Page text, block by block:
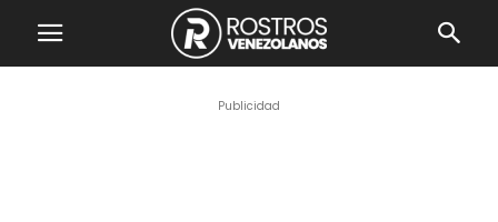
Publicidad